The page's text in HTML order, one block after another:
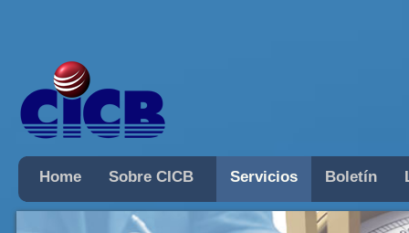
Home Sobre CICB Servicios Boletín